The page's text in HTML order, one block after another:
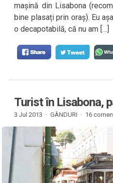
mașină din Lisabona
bine plasați prin oraș). Eu
o decapotabilă, că nu am […]
Turist în Lisabona,
3 Jul 2013 · GÂNDURI · 16